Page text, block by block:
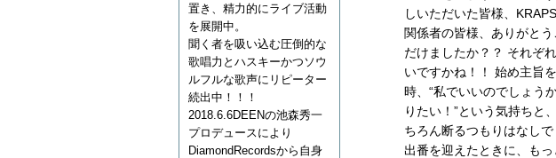
しいただいた皆様、
関係者の皆様、ありがと
だけましたか？？ それぞ
いですかね！！ 始め主旨
時、“私でいいのでしょう
りたい！”という気持ちと
ちろん断るつもりはなし
出番を迎えたときに、も
置き、精力的にライブ活動
を展開中。
聞く者を吸い込む圧倒的な
歌唱力とハスキーかつソウ
ルフルな歌声にリピーター
続出中！！！
2018.6.6DEENの池森秀一
プロデュースにより
DiamondRecordsから自身